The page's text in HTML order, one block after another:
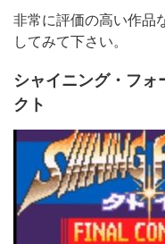
非常に評価の高い作品
してみて下さい。
シャイニング・フォ
クト